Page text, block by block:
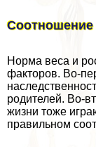
Соотношение
Норма веса и
факторов. Во-
родителей. Во-
жизни тоже
правильном